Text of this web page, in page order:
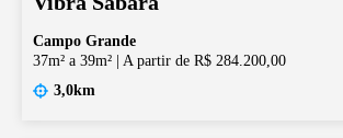
Campo Grande
37m² a 39m²
A partir de R$ 284.200,00
3,0km